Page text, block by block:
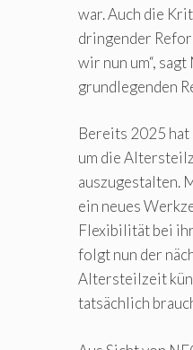
war. Auch die
dringender
wir nun um“,
grundlegenden
Bereits 2025
um die
auszugestalten.
ein neues
Flexibilität bei
folgt nun der
Altersteilzeit
tatsächlich